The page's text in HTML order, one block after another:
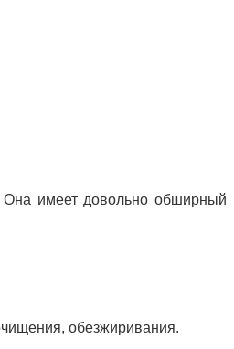
Она имеет довольно обширный
обезжиривания.